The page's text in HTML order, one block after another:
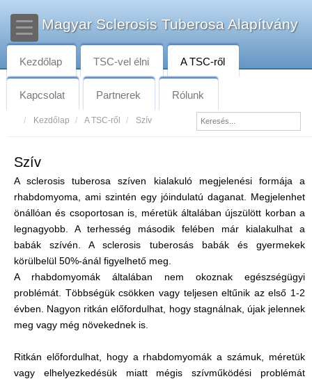
Magyar Sclerosis Tuberosa Alapítvány
Kezdőlap TSC-vel élni A TSC-ről
Kapcsolat Partnerek Rólunk
Kezdőlap A TSC-ről Szív
Szív
A sclerosis tuberosa szíven kialakuló megjelenési formája a
rhabdomyoma, ami szintén egy jóindulatú daganat. Megjelenhet
önállóan és csoportosan is, méretük általában újszülött korban a
legnagyobb. A terhesség második felében már kialakulhat a
babák szívén. A sclerosis tuberosás babák és gyermekek
körülbelül 50%-ánál figyelhető meg.
A rhabdomyomák általában nem okoznak egészségügyi
problémát. Többségük csökken vagy teljesen eltűnik az első 1-2
évben. Nagyon ritkán előfordulhat, hogy stagnálnak, újak jelennek
meg vagy még növekednek is.
Ritkán előfordulhat, hogy a rhabdomyomák a számuk, méretük
vagy elhelyezkedésük miatt mégis szívműködési problémát